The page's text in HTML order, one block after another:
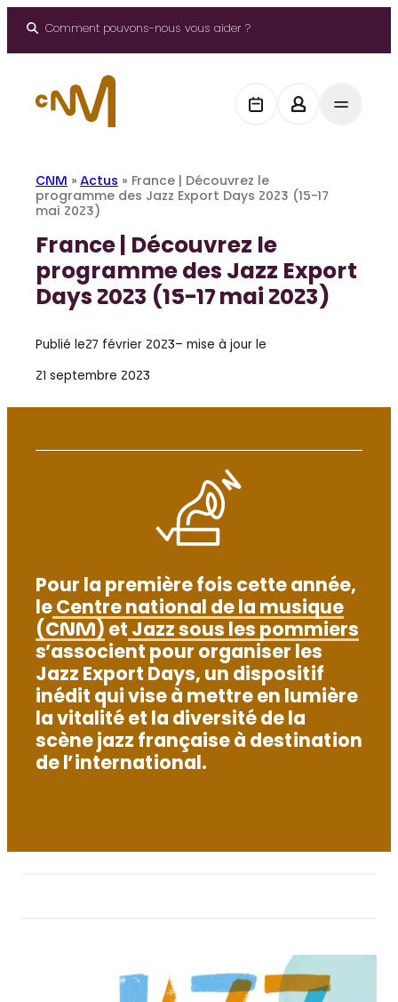
Comment pouvons-nous vous aider ?
CNM » Actus » France | Découvrez le
programme des Jazz Export Days 2023 (15-17
mai 2023)
France | Découvrez le
programme des Jazz Export
Days 2023 (15-17 mai 2023)
Publié le27 février 2023– mise à jour le
21 septembre 2023
Pour la première fois cette année,
le Centre national de la musique
(CNM) et Jazz sous les pommiers
s’associent pour organiser les
Jazz Export Days, un dispositif
inédit qui vise à mettre en lumière
la vitalité et la diversité de la
scène jazz française à destination
de l’international.